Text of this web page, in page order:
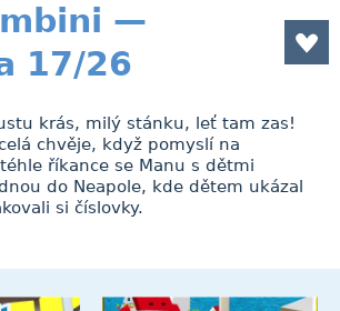
—
17/26
krás, milý stánku, leť tam zas!
chvěje, když pomyslí na
říkance se Manu s dětmi
do Neapole, kde dětem ukázal
si číslovky.